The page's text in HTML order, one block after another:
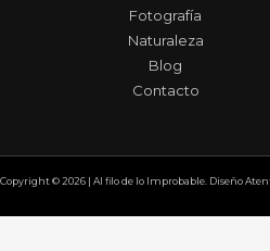
Fotografía
Naturaleza
Blog
Contacto
Copyright © 2026 | Al filo de lo Improbable. Diseño